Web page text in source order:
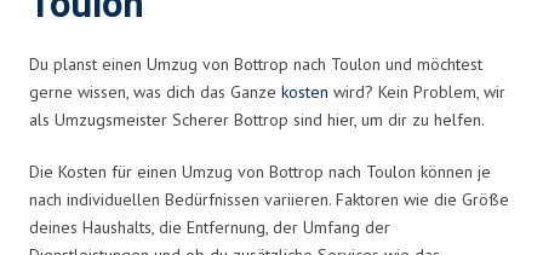
Du planst einen Umzug von Bottrop nach Toulon und möchtest
gerne wissen, was dich das Ganze kosten wird? Kein Problem, wir
als Umzugsmeister Scherer Bottrop sind hier, um dir zu helfen.
Die Kosten für einen Umzug von Bottrop nach Toulon können je
nach individuellen Bedürfnissen variieren. Faktoren wie die Größe
deines Haushalts, die Entfernung, der Umfang der